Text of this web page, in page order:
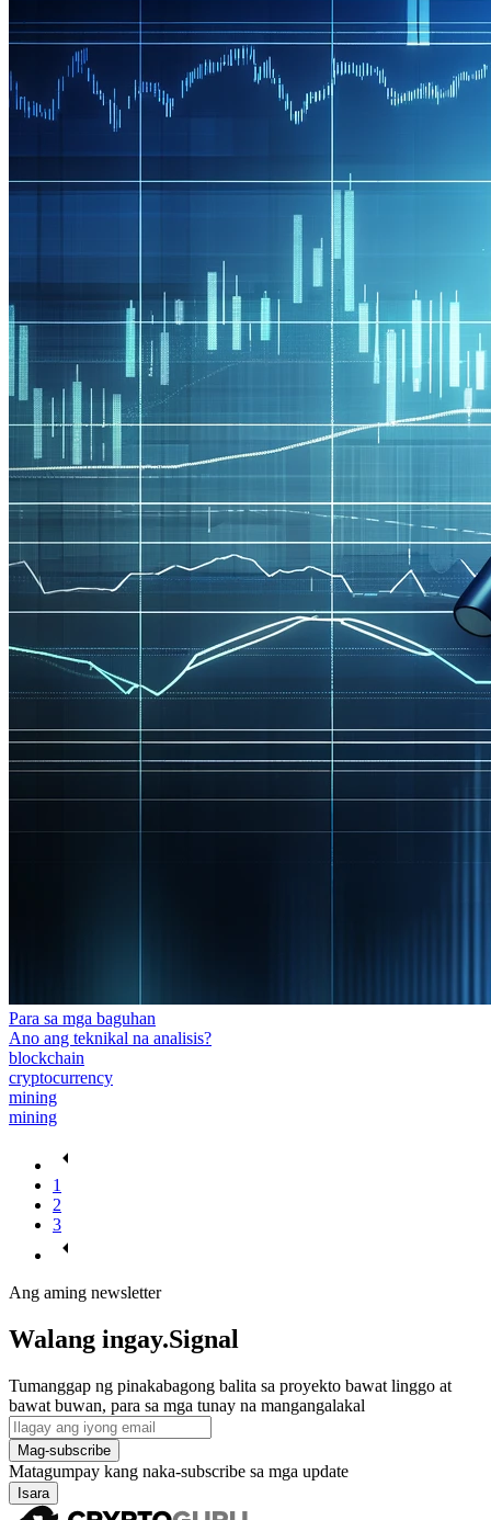
Para sa mga baguhan
Ano ang teknikal na analisis?
blockchain
cryptocurrency
mining
mining
1
2
3
Ang aming newsletter
Walang ingay.Signal
Tumanggap ng pinakabagong balita sa proyekto bawat linggo at
bawat buwan, para sa mga tunay na mangangalakal
Mag-subscribe
Matagumpay kang naka-subscribe sa mga update
Isara